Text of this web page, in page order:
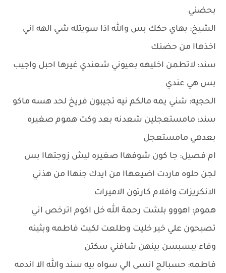
بحضني
الشيخ: بهاي حكك بس والله اذا سويتله شي الهه اني
اخذهاا من حضنك
سند: لاتطمن اخليهه بعيوني شعندي غيرها احبل واجيب
بس هي عندي
الحجيه: شني يمه مالكم نيه تجيبون فريخ لحد هسه ماكو
سند: مامستعجلين شعدنه بعد وكت هموم صغيره
بعدهي مامستعجل
ام فصيل: جا كون شوفهاا صغيره ليش زوجتهاا بس
لجن حلوه ماردت اضيعهاا من ايدك جنهاا من هذني
الانكريزات وافلام كارتون الاميرات
هموم: اهووو بلشت رحمة الله خل اكوم اترخص اني
تصبحون علي خير خليت وطلعت لكيت فاطمه وبثينه
وفاء يبسبسن بينهن شافني سكتن
فاطمه: حسبالج انسى الي سواه بيه سند والله الا اندمه